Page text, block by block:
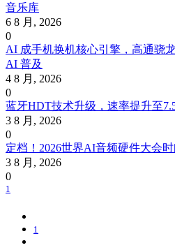
音乐库
6 8 月, 2026
0
AI 成手机换机核心引擎，高通骁
AI 普及
4 8 月, 2026
0
蓝牙HDT技术升级，速率提升至
3 8 月, 2026
0
定档！2026世界AI音频硬件大会
3 8 月, 2026
0
1
1